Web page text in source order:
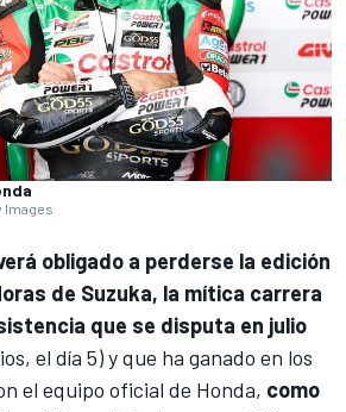
Images
obligado a perderse la edición
de Suzuka, la mítica carrera
que se disputa en julio
el día 5) y que ha ganado en los
el equipo oficial de Honda, como